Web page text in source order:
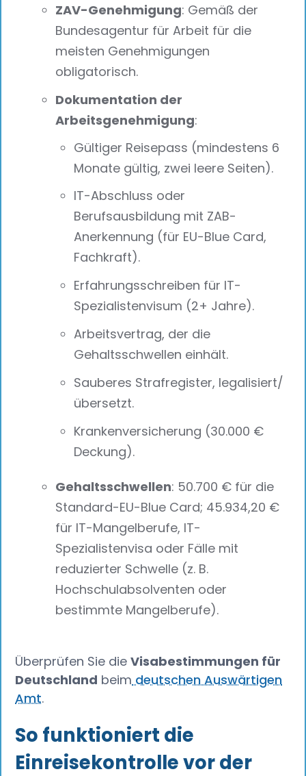
ZAV-Genehmigung: Gemäß der
Bundesagentur für Arbeit für die
meisten Genehmigungen
obligatorisch.
Dokumentation der
Arbeitsgenehmigung:
Gültiger Reisepass (mindestens 6
Monate gültig, zwei leere Seiten).
IT-Abschluss oder
Berufsausbildung mit ZAB-
Anerkennung (für EU-Blue Card,
Fachkraft).
Erfahrungsschreiben für IT-
Spezialistenvisum (2+ Jahre).
Arbeitsvertrag, der die
Gehaltsschwellen einhält.
Sauberes Strafregister, legalisiert/
übersetzt.
Krankenversicherung (30.000 €
Deckung).
Gehaltsschwellen: 50.700 € für die
Standard-EU-Blue Card; 45.934,20 €
für IT-Mangelberufe, IT-
Spezialistenvisa oder Fälle mit
reduzierter Schwelle (z. B.
Hochschulabsolventen oder
bestimmte Mangelberufe).
Überprüfen Sie dieVisabestimmungen für
Deutschland beim deutschen Auswärtigen
Amt.
So funktioniert die
Einreisekontrolle vor der